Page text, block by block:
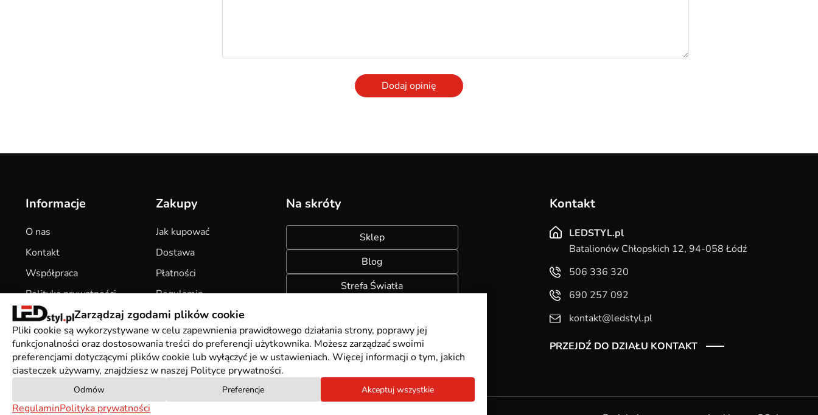
Dodaj opinię
Informacje
O nas
Kontakt
Współpraca
Polityka prywatności
Pliki Cookies
Zakupy
Jak kupować
Dostawa
Płatności
Regulamin
Zwroty
Na skróty
Sklep
Blog
Strefa Światła
Kontakt
LEDSTYL.pl
Batalionów Chłopskich 12, 94-058 Łódź
506 336 320
690 257 092
kontakt@ledstyl.pl
PRZEJDŹ DO DZIAŁU KONTAKT
Zarządzaj zgodami plików cookie
Pliki cookie są wykorzystywane w celu zapewnienia prawidłowego działania strony, poprawy jej
funkcjonalności oraz dostosowania treści do preferencji użytkownika. Możesz zarządzać swoimi
preferencjami dotyczącymi plików cookie lub wyłączyć je w ustawieniach. Więcej informacji o tym, jakich
ciasteczek używamy, znajdziesz w naszej Polityce prywatności.
Odmów Preferencje Akceptuj wszystkie
RegulaminPolityka prywatności